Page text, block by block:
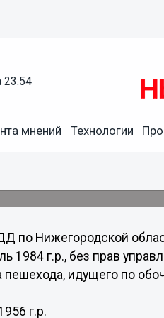
23:54
мнений Технологии
на
по Нижегородской
1984 г.р., без прав
идущего по
г.р.